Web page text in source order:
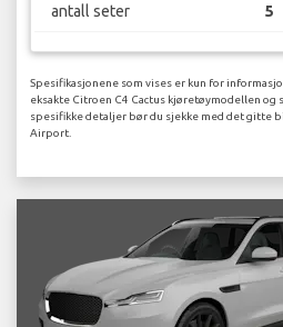
antall seter 5
Spesifikasjonene som vises er kun for
eksakte Citroen C4 Cactus kjøretøymodellen og
spesifikke detaljer bør du sjekke med det gitte
Airport.